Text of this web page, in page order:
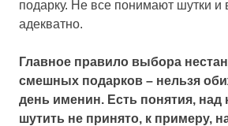
подарку. Не все понимают шутки и
адекватно.
Главное правило выбора
смешных подарков – нельзя
день именин. Есть понятия, над
шутить не принято, к примеру,